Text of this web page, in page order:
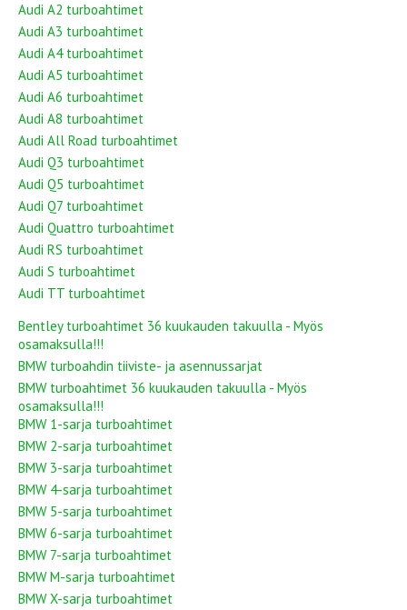
Audi A2 turboahtimet
Audi A3 turboahtimet
Audi A4 turboahtimet
Audi A5 turboahtimet
Audi A6 turboahtimet
Audi A8 turboahtimet
Audi All Road turboahtimet
Audi Q3 turboahtimet
Audi Q5 turboahtimet
Audi Q7 turboahtimet
Audi Quattro turboahtimet
Audi RS turboahtimet
Audi S turboahtimet
Audi TT turboahtimet
Bentley turboahtimet 36 kuukauden takuulla - Myös
osamaksulla!!!
BMW turboahdin tiiviste- ja asennussarjat
BMW turboahtimet 36 kuukauden takuulla - Myös
osamaksulla!!!
BMW 1-sarja turboahtimet
BMW 2-sarja turboahtimet
BMW 3-sarja turboahtimet
BMW 4-sarja turboahtimet
BMW 5-sarja turboahtimet
BMW 6-sarja turboahtimet
BMW 7-sarja turboahtimet
BMW M-sarja turboahtimet
BMW X-sarja turboahtimet